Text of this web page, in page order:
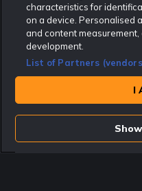
Rekatochklart.com är Sveriges ledande
Rekatochklart som en av världens
Oscarsgala EGR Awards.
Rekatochklart är oberoende och ej
speltips, unika insättningsbonusar och
spelbolagen. En spelbok, spelskola,
populära klotterplank.
Har du några frågor är du välkommen
Spela ansvarsfullt. Åldersgränsen
problem? Kontakta stödlinjen på
korrekta vid den tidpunkt de
characteristics for
on a device. Personalised
and content
development.
List of Partners
I